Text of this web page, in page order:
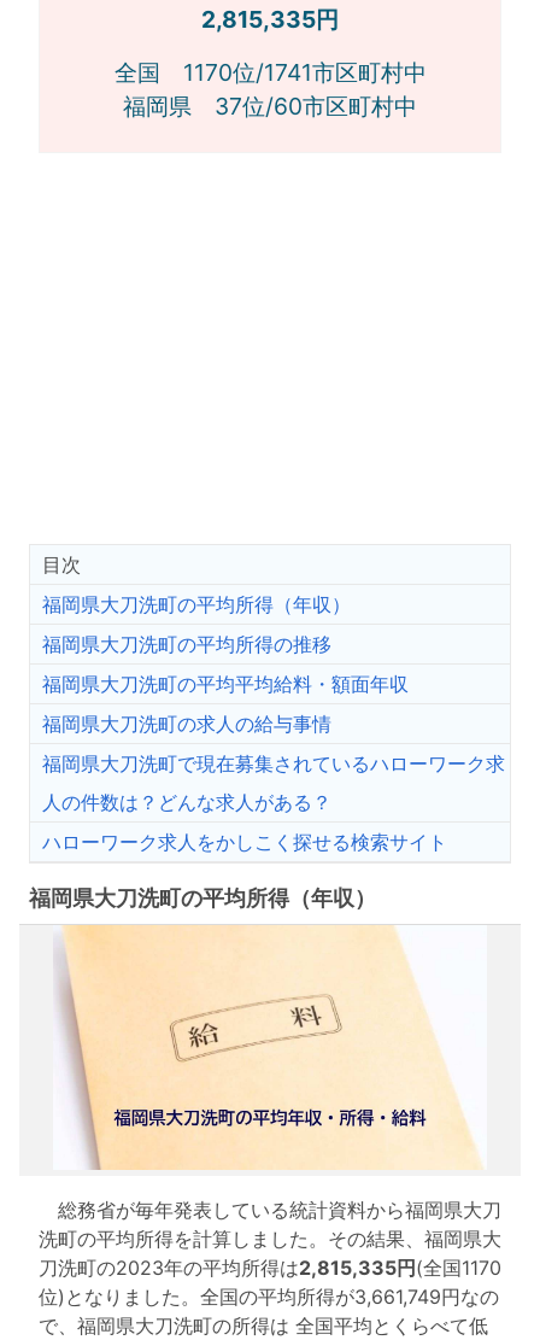
2,815,335円
全国 1170位/1741市区町村中
福岡県 37位/60市区町村中
目次
福岡県大刀洗町の平均所得（年収）
福岡県大刀洗町の平均所得の推移
福岡県大刀洗町の平均平均給料・額面年収
福岡県大刀洗町の求人の給与事情
福岡県大刀洗町で現在募集されているハローワーク求
人の件数は？どんな求人がある？
ハローワーク求人をかしこく探せる検索サイト
福岡県大刀洗町の平均所得（年収）
総務省が毎年発表している統計資料から福岡県大刀
洗町の平均所得を計算しました。その結果、福岡県大
刀洗町の2023年の平均所得は2,815,335円(全国1170
位)となりました。全国の平均所得が3,661,749円なの
で、福岡県大刀洗町の所得は 全国平均とくらべて低